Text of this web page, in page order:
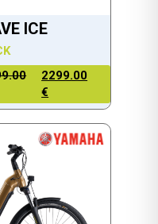
ICE
2299.00
€